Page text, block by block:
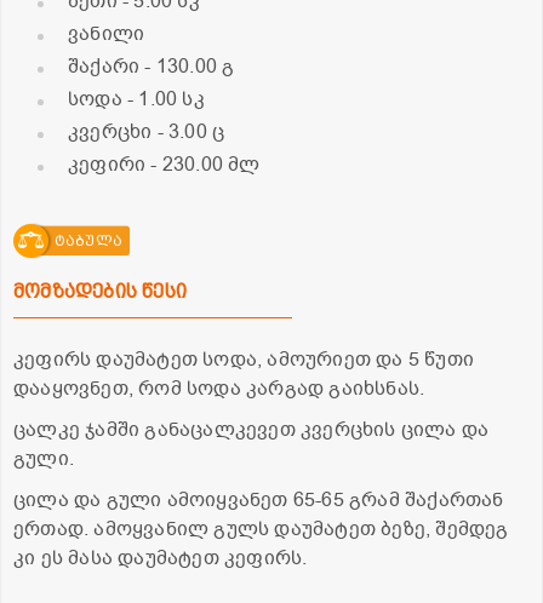
ვანილი
შაქარი- 130.00 გ
სოდა - 1.00 სკ
კვერცხი - 3.00 ც
კეფირი- 230.00 მლ
ტაბულა
მომზადების წესი
კეფირს დაუმატეთ სოდა, ამოურიეთ და 5 წუთი
დააყოვნეთ, რომ სოდა კარგად გაიხსნას.
ცალკე ჯამში განაცალკევეთ კვერცხის ცილა და
გული.
ცილა და გული ამოიყვანეთ 65-65 გრამ შაქართან
ერთად. ამოყვანილ გულს დაუმატეთ ბეზე, შემდეგ
კი ეს მასა დაუმატეთ კეფირს.